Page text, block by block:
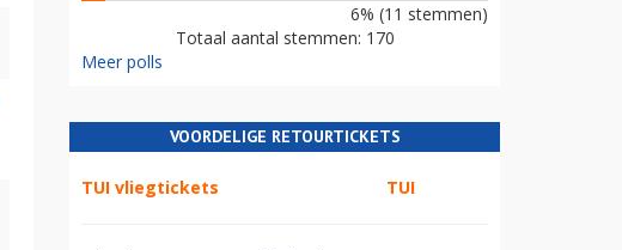
6% (11 stemmen)
Totaal aantal stemmen: 170
Meer polls
VOORDELIGE RETOURTICKETS
TUI vliegtickets TUI